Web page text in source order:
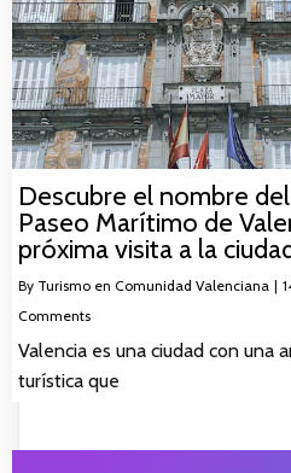
Descubre el nombre
Paseo Marítimo de
próxima visita a la
By Turismo en Comunidad Valenciana |
Comments
Valencia es una ciudad con una
turística que